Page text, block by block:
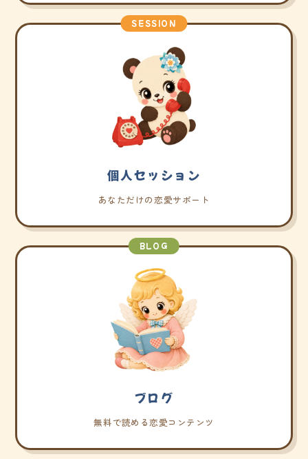
SESSION
個人セッション
あなただけの恋愛サポート
BLOG
ブログ
無料で読める恋愛コンテンツ